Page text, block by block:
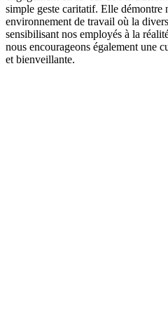
simple geste caritatif. Elle démontre
environnement de travail où la
sensibilisant nos employés à la
nous encourageons également une
et bienveillante.